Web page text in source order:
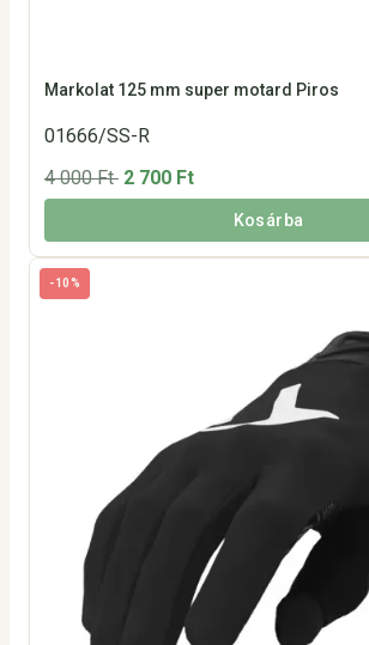
Markolat 125 mm super motard Piros
01666/SS-R
4 000 Ft 2 700 Ft
Kosárba
-10%